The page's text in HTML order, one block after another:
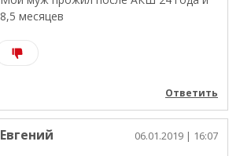
8,5 месяцев
Ответить
Евгений 06.01.2019 | 16:07